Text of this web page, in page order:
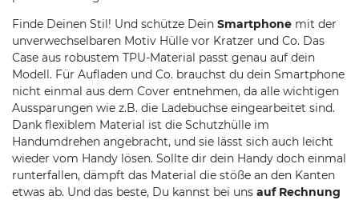
Finde Deinen Stil! Und schütze Dein Smartphone mit der
unverwechselbaren Motiv Hülle vor Kratzer und Co. Das
Case aus robustem TPU-Material passt genau auf dein
Modell. Für Aufladen und Co. brauchst du dein Smartphone
nicht einmal aus dem Cover entnehmen, da alle wichtigen
Aussparungen wie z.B. die Ladebuchse eingearbeitet sind.
Dank flexiblem Material ist die Schutzhülle im
Handumdrehen angebracht, und sie lässt sich auch leicht
wieder vom Handy lösen. Sollte dir dein Handy doch einmal
runterfallen, dämpft das Material die stöße an den Kanten
etwas ab. Und das beste, Du kannst bei uns auf Rechnung